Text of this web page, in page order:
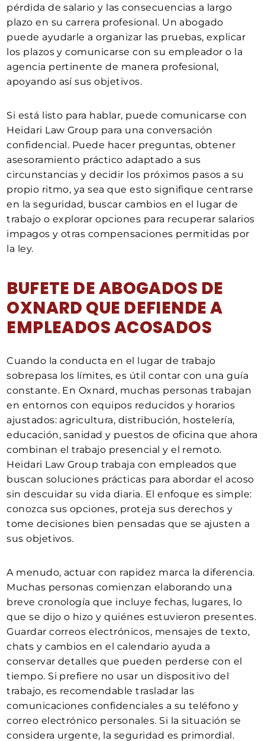
pérdida de salario y las consecuencias a largo
plazo en su carrera profesional. Un abogado
puede ayudarle a organizar las pruebas, explicar
los plazos y comunicarse con su empleador o la
agencia pertinente de manera profesional,
apoyando así sus objetivos.
Si está listo para hablar, puede comunicarse con
Heidari Law Group para una conversación
confidencial. Puede hacer preguntas, obtener
asesoramiento práctico adaptado a sus
circunstancias y decidir los próximos pasos a su
propio ritmo, ya sea que esto signifique centrarse
en la seguridad, buscar cambios en el lugar de
trabajo o explorar opciones para recuperar salarios
impagos y otras compensaciones permitidas por
la ley.
BUFETE DE ABOGADOS DE
OXNARD QUE DEFIENDE A
EMPLEADOS ACOSADOS
Cuando la conducta en el lugar de trabajo
sobrepasa los límites, es útil contar con una guía
constante. En Oxnard, muchas personas trabajan
en entornos con equipos reducidos y horarios
ajustados: agricultura, distribución, hostelería,
educación, sanidad y puestos de oficina que ahora
combinan el trabajo presencial y el remoto.
Heidari Law Group trabaja con empleados que
buscan soluciones prácticas para abordar el acoso
sin descuidar su vida diaria. El enfoque es simple:
conozca sus opciones, proteja sus derechos y
tome decisiones bien pensadas que se ajusten a
sus objetivos.
A menudo, actuar con rapidez marca la diferencia.
Muchas personas comienzan elaborando una
breve cronología que incluye fechas, lugares, lo
que se dijo o hizo y quiénes estuvieron presentes.
Guardar correos electrónicos, mensajes de texto,
chats y cambios en el calendario ayuda a
conservar detalles que pueden perderse con el
tiempo. Si prefiere no usar un dispositivo del
trabajo, es recomendable trasladar las
comunicaciones confidenciales a su teléfono y
correo electrónico personales. Si la situación se
considera urgente, la seguridad es primordial.